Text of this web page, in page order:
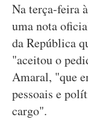
Na terça-feira
uma nota
da República
"aceitou o
Amaral, "que
pessoais e
cargo".